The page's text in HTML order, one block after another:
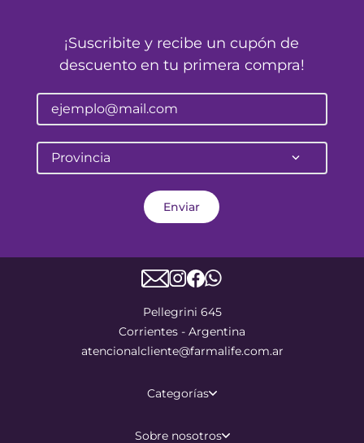
¡Suscribite y recibe un cupón de
descuento en tu primera compra!
Provincia
Enviar
Pellegrini 645
Corrientes - Argentina
atencionalcliente@farmalife.com.ar
Categorías
Sobre nosotros